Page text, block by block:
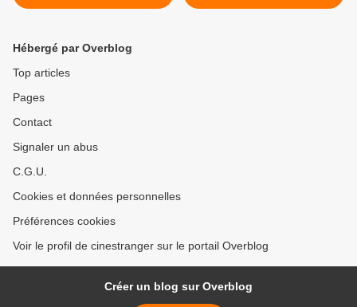
Hébergé par Overblog
Top articles
Pages
Contact
Signaler un abus
C.G.U.
Cookies et données personnelles
Préférences cookies
Voir le profil de cinestranger sur le portail Overblog
Créer un blog sur Overblog